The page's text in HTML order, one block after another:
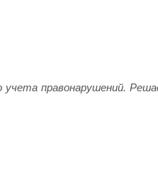
учета правонарушений.